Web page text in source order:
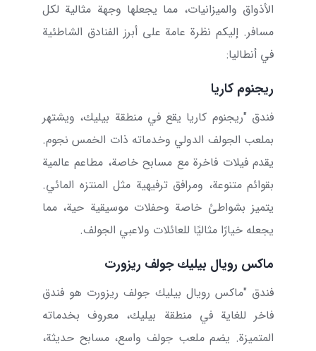
الأذواق والميزانيات، مما يجعلها وجهة مثالية لكل
مسافر. إليكم نظرة عامة على أبرز الفنادق الشاطئية
في أنطاليا:
ريجنوم كاريا
فندق "ريجنوم كاريا يقع في منطقة بيليك، ويشتهر
بملعب الجولف الدولي وخدماته ذات الخمس نجوم.
يقدم فيلات فاخرة مع مسابح خاصة، مطاعم عالمية
بقوائم متنوعة، ومرافق ترفيهية مثل المنتزه المائي.
يتميز بشواطئ خاصة وحفلات موسيقية حية، مما
يجعله خيارًا مثاليًا للعائلات ولاعبي الجولف.
ماكس رويال بيليك جولف ريزورت
فندق "ماكس رويال بيليك جولف ريزورت هو فندق
فاخر للغاية في منطقة بيليك، معروف بخدماته
المتميزة. يضم ملعب جولف واسع، مسابح حديثة،